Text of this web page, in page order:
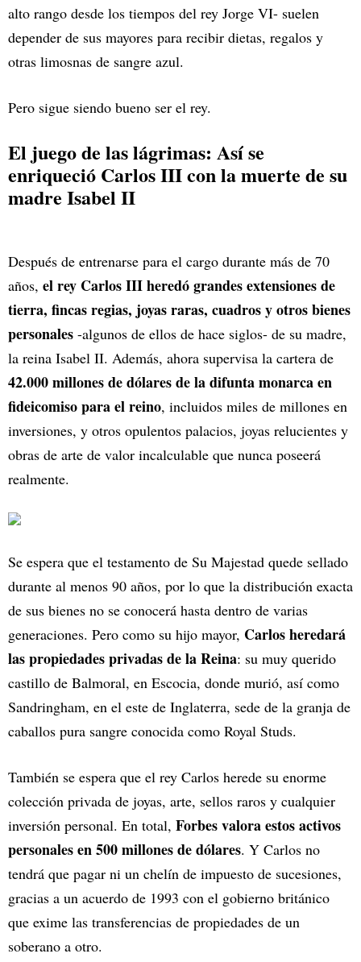
alto rango desde los tiempos del rey Jorge VI- suelen
depender de sus mayores para recibir dietas, regalos y
otras limosnas de sangre azul.
Pero sigue siendo bueno ser el rey.
El juego de las lágrimas: Así se
enriqueció Carlos III con la muerte de su
madre Isabel II
Después de entrenarse para el cargo durante más de 70
años, el rey Carlos III heredó grandes extensiones de
tierra, fincas regias, joyas raras, cuadros y otros bienes
personales -algunos de ellos de hace siglos- de su madre,
la reina Isabel II. Además, ahora supervisa la cartera de
42.000 millones de dólares de la difunta monarca en
fideicomiso para el reino, incluidos miles de millones en
inversiones, y otros opulentos palacios, joyas relucientes y
obras de arte de valor incalculable que nunca poseerá
realmente.
Se espera que el testamento de Su Majestad quede sellado
durante al menos 90 años, por lo que la distribución exacta
de sus bienes no se conocerá hasta dentro de varias
generaciones. Pero como su hijo mayor, Carlos heredará
las propiedades privadas de la Reina: su muy querido
castillo de Balmoral, en Escocia, donde murió, así como
Sandringham, en el este de Inglaterra, sede de la granja de
caballos pura sangre conocida como Royal Studs.
También se espera que el rey Carlos herede su enorme
colección privada de joyas, arte, sellos raros y cualquier
inversión personal. En total, Forbes valora estos activos
personales en 500 millones de dólares. Y Carlos no
tendrá que pagar ni un chelín de impuesto de sucesiones,
gracias a un acuerdo de 1993 con el gobierno británico
que exime las transferencias de propiedades de un
soberano a otro.